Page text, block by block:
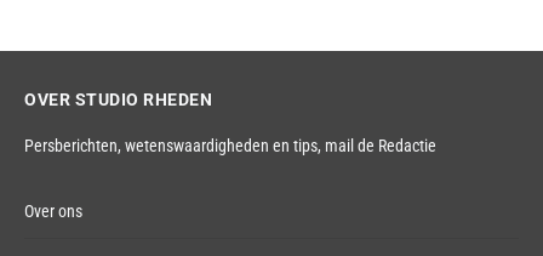
OVER STUDIO RHEDEN
Persberichten, wetenswaardigheden en tips, mail de Redactie
Over ons